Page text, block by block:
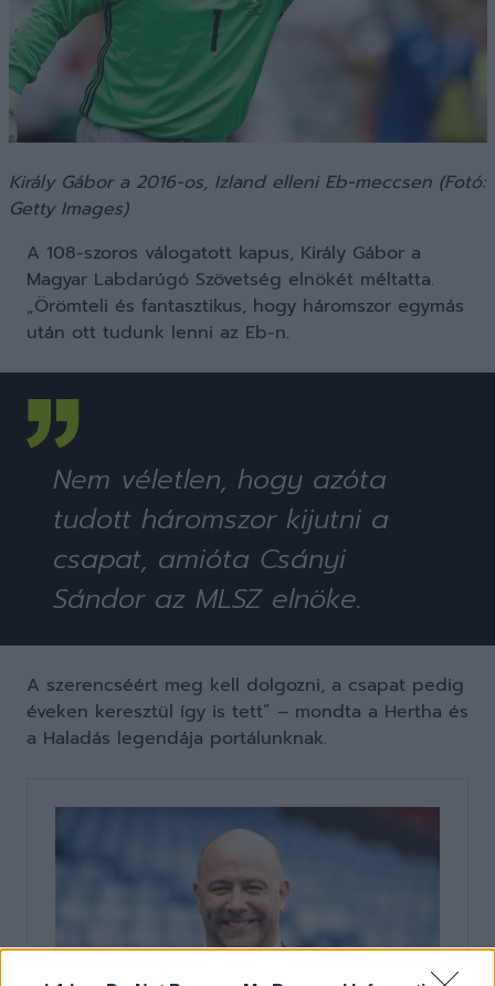
Király Gábor a 2016-os, Izland elleni Eb-meccsen (Fotó:
Getty Images)
A 108-szoros válogatott kapus, Király Gábor a
Magyar Labdarúgó Szövetség elnökét méltatta.
„Örömteli és fantasztikus, hogy háromszor egymás
után ott tudunk lenni az Eb-n.
Nem véletlen, hogy azóta
tudott háromszor kijutni a
csapat, amióta Csányi
Sándor az MLSZ elnöke.
A szerencséért meg kell dolgozni, a csapat pedig
éveken keresztül így is tett” – mondta a Hertha és
a Haladás legendája portálunknak.